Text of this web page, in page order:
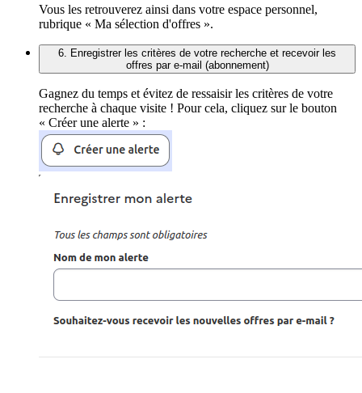
Vous les retrouverez ainsi dans votre espace personnel,
rubrique « Ma sélection d'offres ».
6. Enregistrer les critères de votre recherche et recevoir les
offres par e-mail (abonnement)
Gagnez du temps et évitez de ressaisir les critères de votre
recherche à chaque visite ! Pour cela, cliquez sur le bouton
« Créer une alerte » :